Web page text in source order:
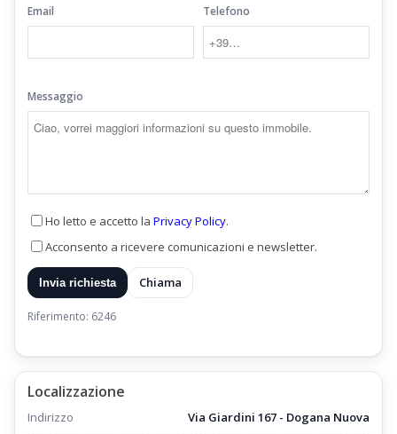
Email Telefono
Messaggio
Ho letto e accetto la Privacy Policy.
Acconsento a ricevere comunicazioni e newsletter.
Invia richiesta Chiama
Riferimento: 6246
Localizzazione
Indirizzo
Via Giardini 167 - Dogana Nuova